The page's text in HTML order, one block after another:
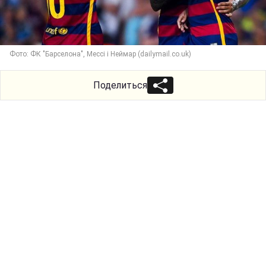
Фото: ФК "Барселона", Мессі і Неймар (dailymail.co.uk)
Поделиться